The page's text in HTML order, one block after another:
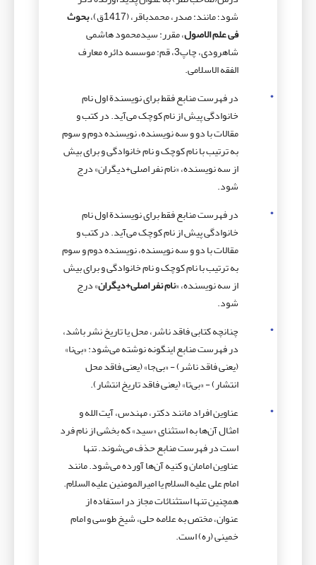
شود؛ مانند: صدر، محمدباقر، (1417ق)،
بحوث
فی علم الاصول، مقرر: سیدمحمود هاشمی
شاهرودی، چاپ3، قم: موسسه دائره معارف
الفقه الاسلامی.
در فهرست منابع فقط برای نویسندة اول نام
خانوادگی پیش از نام کوچک می‌آید. در کتب و
مقالات با دو و سه نویسنده، نویسنده دوم و سوم
به ترتیب با نام کوچک و نام خانوادگی و برای بیش
از سه نویسنده، «نام نفر اصلی+دیگران» درج
شود.
در فهرست منابع فقط برای نویسندة اول نام
خانوادگی پیش از نام کوچک می‌آید. در کتب و
مقالات با دو و سه نویسنده، نویسنده دوم و سوم
به ترتیب با نام کوچک و نام خانوادگی و برای بیش
از سه نویسنده، «نام نفر اصلی+دیگران» درج
شود.
چنانچه کتابی فاقد ناشر، محل یا تاریخ نشر باشد،
در فهرست منابع اینگونه نوشته می‌شود: «بی‌نا»
(یعنی فاقد ناشر) - «بی‌جا» (یعنی فاقد محل
انتشار) - «بی‌تا» (یعنی فاقد تاریخ انتشار).
عناوین افراد مانند دکتر، مهندس، آیت الله و
امثال آن‌ها به استثنای «سید» که بخشی از نام فرد
است در فهرست منابع حذف می‌شوند. تنها
عناوین امامان و کنیه آن‌ها آورده می‌شود. مانند
امام علی علیه السلام یا امیرالمومنین علیه السلام.
همچنین تنها استثنائات مجاز در استفاده از
عنوان، مختص به علامه حلی، شیخ طوسی و امام
خمینی (ره) است.